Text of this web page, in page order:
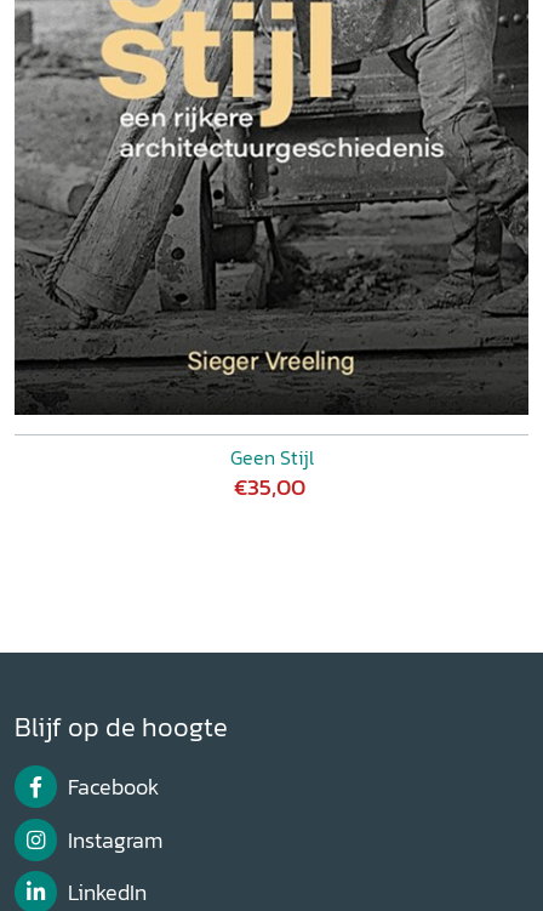
Geen Stijl
€35,00
Blijf op de hoogte
Facebook
Instagram
LinkedIn